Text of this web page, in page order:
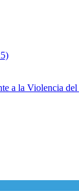
a la Violencia